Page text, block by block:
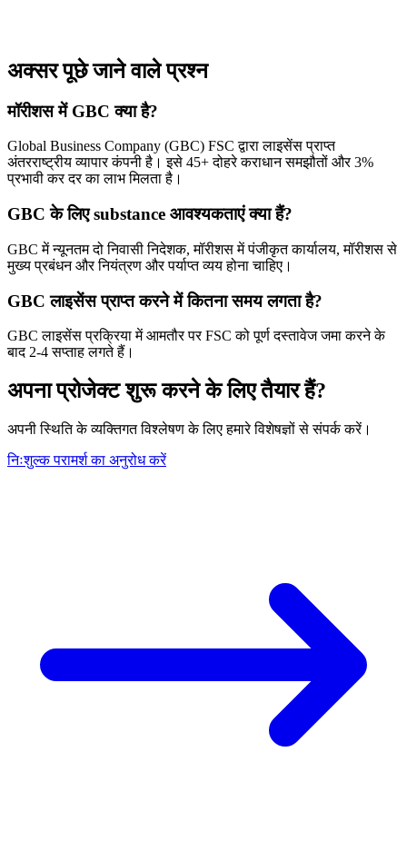
अक्सर पूछे जाने वाले प्रश्न
मॉरीशस में GBC क्या है?
Global Business Company (GBC) FSC द्वारा लाइसेंस प्राप्त
अंतरराष्ट्रीय व्यापार कंपनी है। इसे 45+ दोहरे कराधान समझौतों और 3%
प्रभावी कर दर का लाभ मिलता है।
GBC के लिए substance आवश्यकताएं क्या हैं?
GBC में न्यूनतम दो निवासी निदेशक, मॉरीशस में पंजीकृत कार्यालय, मॉरीशस से
मुख्य प्रबंधन और नियंत्रण और पर्याप्त व्यय होना चाहिए।
GBC लाइसेंस प्राप्त करने में कितना समय लगता है?
GBC लाइसेंस प्रक्रिया में आमतौर पर FSC को पूर्ण दस्तावेज जमा करने के
बाद 2-4 सप्ताह लगते हैं।
अपना प्रोजेक्ट शुरू करने के लिए तैयार हैं?
अपनी स्थिति के व्यक्तिगत विश्लेषण के लिए हमारे विशेषज्ञों से संपर्क करें।
निःशुल्क परामर्श का अनुरोध करें